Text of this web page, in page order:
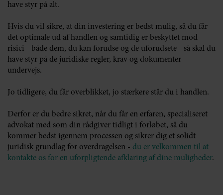
have styr på alt.
Hvis du vil sikre, at din investering er bedst mulig, så du får
det optimale ud af handlen og samtidig er beskyttet mod
risici - både dem, du kan forudse og de uforudsete - så skal du
have styr på de juridiske regler, krav og dokumenter
undervejs.
Jo tidligere, du får overblikket, jo stærkere står du i handlen.
Derfor er du bedre sikret, når du får en erfaren, specialiseret
advokat med som din rådgiver tidligt i forløbet, så du
kommer bedst igennem processen og sikrer dig et solidt
juridisk grundlag for overdragelsen - du er velkommen til at
kontakte os for en uforpligtende afklaring af dine muligheder.